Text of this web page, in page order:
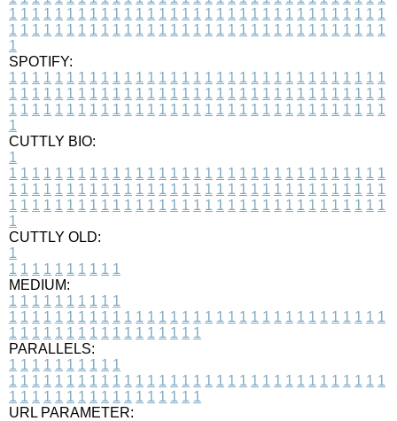
1 1 1 1 1 1 1 1 1 1 1 1 1 1 1 1 1 1 1 1 1 1 1 1 1 1 1 1 1 1 1 1 1
1 1 1 1 1 1 1 1 1 1 1 1 1 1 1 1 1 1 1 1 1 1 1 1 1 1 1 1 1 1 1 1 1
1
SPOTIFY:
1 1 1 1 1 1 1 1 1 1 1 1 1 1 1 1 1 1 1 1 1 1 1 1 1 1 1 1 1 1 1 1 1
1 1 1 1 1 1 1 1 1 1 1 1 1 1 1 1 1 1 1 1 1 1 1 1 1 1 1 1 1 1 1 1 1
1 1 1 1 1 1 1 1 1 1 1 1 1 1 1 1 1 1 1 1 1 1 1 1 1 1 1 1 1 1 1 1 1
1
CUTTLY BIO:
1
1 1 1 1 1 1 1 1 1 1 1 1 1 1 1 1 1 1 1 1 1 1 1 1 1 1 1 1 1 1 1 1 1
1 1 1 1 1 1 1 1 1 1 1 1 1 1 1 1 1 1 1 1 1 1 1 1 1 1 1 1 1 1 1 1 1
1 1 1 1 1 1 1 1 1 1 1 1 1 1 1 1 1 1 1 1 1 1 1 1 1 1 1 1 1 1 1 1 1
1
CUTTLY OLD:
1
1 1 1 1 1 1 1 1 1 1
MEDIUM:
1 1 1 1 1 1 1 1 1 1
1 1 1 1 1 1 1 1 1 1 1 1 1 1 1 1 1 1 1 1 1 1 1 1 1 1 1 1 1 1 1 1 1
1 1 1 1 1 1 1 1 1 1 1 1 1 1 1 1 1
PARALLELS:
1 1 1 1 1 1 1 1 1 1
1 1 1 1 1 1 1 1 1 1 1 1 1 1 1 1 1 1 1 1 1 1 1 1 1 1 1 1 1 1 1 1 1
1 1 1 1 1 1 1 1 1 1 1 1 1 1 1 1 1
URL PARAMETER: